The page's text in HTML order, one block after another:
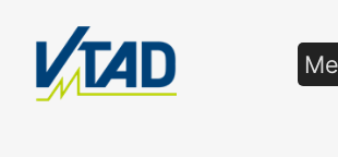
springen